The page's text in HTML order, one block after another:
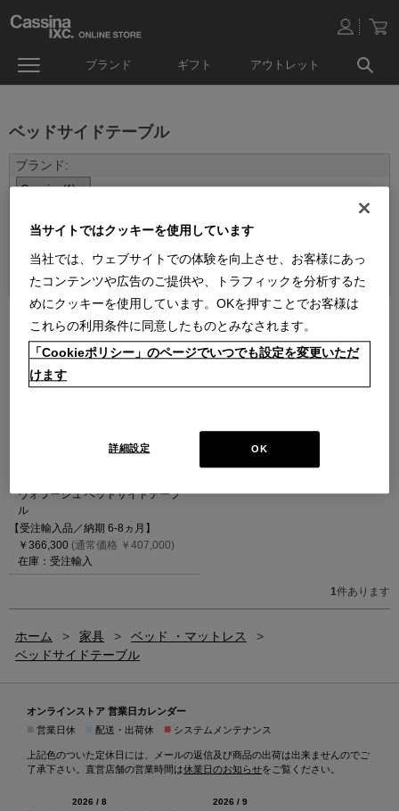
ブランド ギフト アウトレット
ベッドサイドテーブル
並べ替え：
ヴォラージュ ベッドサイドテーブ
ル
【受注輸入品／納期 6-8ヵ月】
￥366,300 (通常価格 ￥407,000)
在庫：受注輸入
1件あります
ホーム > 家具 > ベッド ・マットレス
>
ベッドサイドテーブル
オンラインストア 営業日カレンダー
営業日休 配送・出荷休 ■ システムメンテナンス
上記色のついた定休日には、メールの返信及び商品の出荷は出来ませんのでご
了承下さい。直営店舗の営業時間は休業日のお知らせをご覧ください。
2026 / 8
2026 / 9
当サイトではクッキーを使用しています
当社では、ウェブサイトでの体験を向上させ、お客様にあっ
たコンテンツや広告のご提供や、トラフィックを分析するた
めにクッキーを使用しています。OKを押すことでお客様は
これらの利用条件に同意したものとみなされます。
「Cookieポリシー」のページでいつでも設定を変更いただ
けます
OK
詳細設定